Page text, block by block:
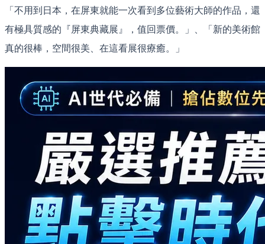
「不用到日本，在屏東就能一次看到多位藝術大師的作品，還
有極具質感的『屏東典藏展』，值回票價。」、「新的美術館
真的很棒，空間很美、在這看展很療癒。」